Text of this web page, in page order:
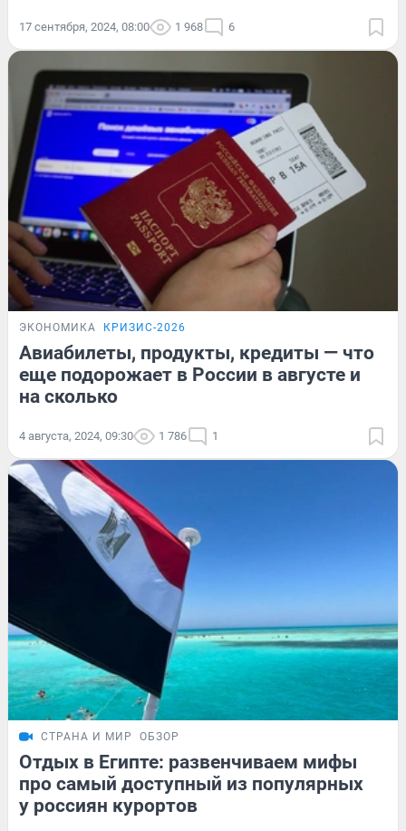
17 сентября, 2024, 08:00 1 968 6
ЭКОНОМИКА КРИЗИС-2026
Авиабилеты, продукты, кредиты — что
еще подорожает в России в августе и
на сколько
4 августа, 2024, 09:30 1 786 1
СТРАНА И МИР ОБЗОР
Отдых в Египте: развенчиваем мифы
про самый доступный из популярных
у россиян курортов